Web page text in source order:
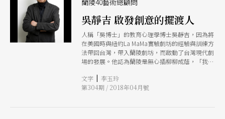
念：「讓青少年用自己的話來演自己的故事」。
人、在哪裡演都可以。那已是四十年前的事了。
室》為題，重新串接過往的劇場練習，要將許多未
能說出的事、走過人生所積累的小小事件、潛藏在
心中的秘密情事，化作一幕又一幕的生命獨白。這
其中有卅多年前首次演出的原始班底，也包括過去
曾坐在台下、深獲啟發而加入蘭陵訓練的「前」文
青。他們不提「當年勇」，我們也不話「英雄
事」，便從吳靜吉博士個人的歷程出發，聽聽他何
蘭陵40藝術總顧問
吳靜吉 啟發創意的擺渡人
人稱「吳博士」的教育心理學博士吳靜吉，因為將
在美國時與紐約La MaMa實驗劇坊的經驗與訓練方
法帶回台灣，帶入蘭陵劇坊，而啟動了台灣現代劇
場的發展。他認為蘭陵是無心插柳柳成蔭，「我是
人各自單飛後，那套訓練方法卻像「變形金剛」應
用在EMBA、企業界、藝文界等不同對象，多年
文字 | 李玉玲
第304期 / 2018年04月號